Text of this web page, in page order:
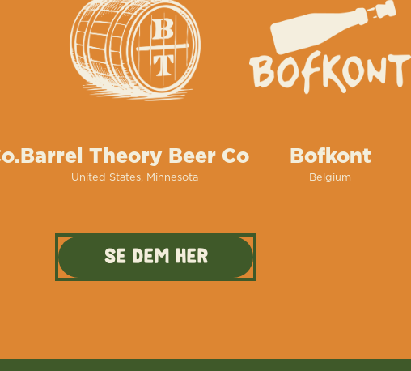
Barrel Theory Beer Co
United States, Minnesota
Bofkont
Belgium
Se dem her